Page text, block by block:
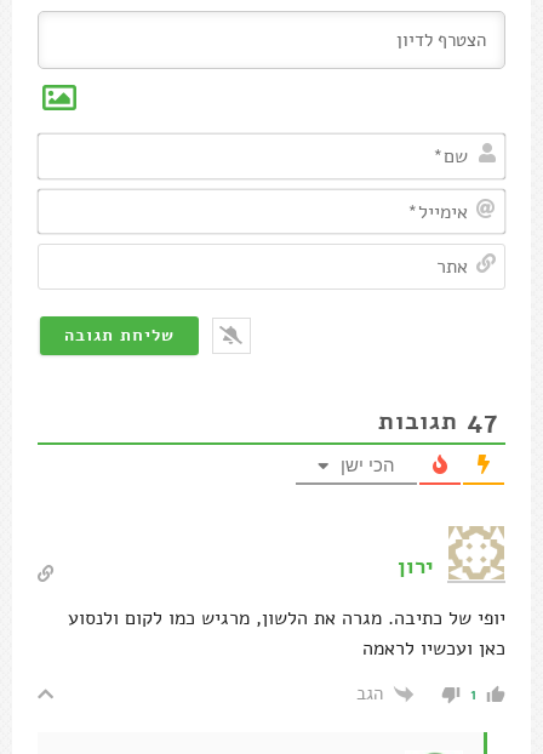
47 תגובות
הכי ישן
ירון
יופי של כתיבה. מגרה את הלשון, מרגיש כמו לקום ולנסוע
כאן ועכשיו לראמה
1 הגב